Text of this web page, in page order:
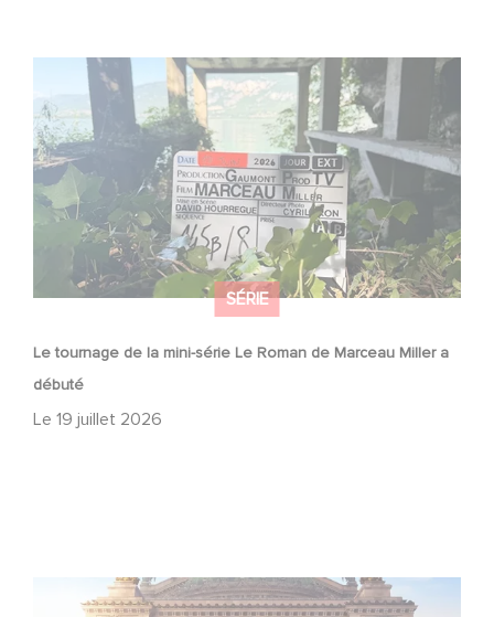
SÉRIE
Le tournage de la mini-série Le Roman de Marceau Miller a
débuté
Le 19 juillet 2026
Le tournage de la mini-série Le Roman de Marceau Miller
a débuté
Gaumont et Good Hero annoncent la suite de Ballerina